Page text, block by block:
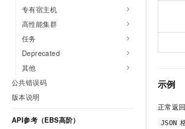
专有宿主机
高性能集群
任务
Deprecated
其他
公共错误码
版本说明
API参考（EBS高阶）
示例
正常返
JSON